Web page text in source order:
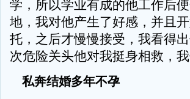
学，所以学业有成的他工作后
地，我对他产生了好感，并且
托，之后才慢慢接受，我看得
次危险关头他对我挺身相救，
私奔结婚多年不孕